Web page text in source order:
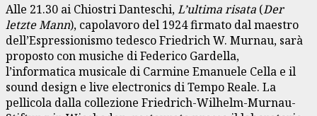
Alle 21.30 ai Chiostri Danteschi,L’ultima risata (Der
letzte Mann), capolavoro del 1924 firmato dal maestro
dell’Espressionismo tedesco Friedrich W. Murnau, sarà
proposto con musiche di Federico Gardella,
l’informatica musicale di Carmine Emanuele Cella e il
sound design e live electronics di Tempo Reale. La
pellicola dalla collezione Friedrich-Wilhelm-Murnau-